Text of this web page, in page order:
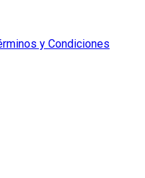
y Condiciones